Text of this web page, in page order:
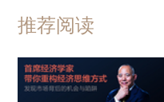
推荐阅读